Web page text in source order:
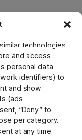
technologies
and access
personal data
identifiers) to
and show
(ads
“Deny” to
per category.
at any time.
i
Genom vår
på kvalitet
till
Vi är